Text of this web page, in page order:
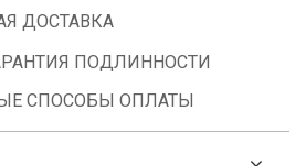
ДОСТАВКА
ПОДЛИННОСТИ
СПОСОБЫ ОПЛАТЫ